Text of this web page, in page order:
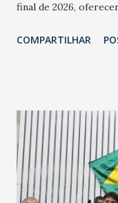
final de 2026,
Havan Fortaleza
COMPARTILHAR